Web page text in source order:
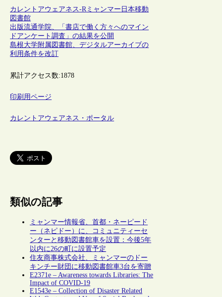
カレントアウェアネス-Rミャンマー 日本移動
図書館
出版流通学院、「書店で働く方々へのマイン
ドアンケート調査」の結果を公開
島根大学附属図書館、デジタルアーカイブの
利用条件を改訂
累計アクセス数:1878
印刷用ページ
カレントアウェアネス・ポータル
類似の記事
ミャンマー情報省、首都・ネーピード
ー（ネピドー）に、コミュニティーセ
ンターと移動図書館車を設置：今後5年
以内に26の町に設置予定
住友商事株式会社、ミャンマーのドー
キンチー財団に移動図書館車3台を寄贈
E2371e – Awareness towards Libraries: The
Impact of COVID-19
E1543e – Collection of Disaster Related